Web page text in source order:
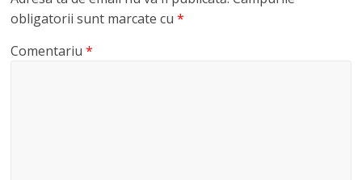
obligatorii sunt marcate cu*
Comentariu*